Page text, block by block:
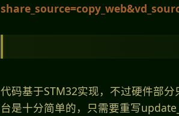
代码基于STM32实现，不过硬件部
台是十分简单的，只需要重写